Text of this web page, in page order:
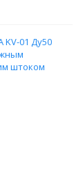
01 Ду50
штоком
без